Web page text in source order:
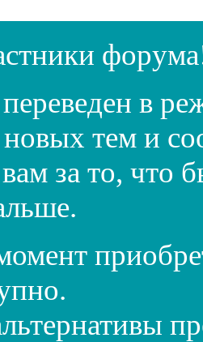
в
тем и
за то, что